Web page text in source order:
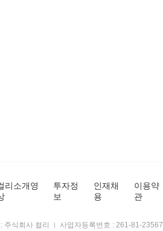
리소개영
투자정
보
인재채
용
이용약
관
주식회사 컬리 사업자등록번호 : 261-81-23567